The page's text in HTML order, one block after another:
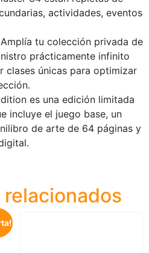
actividades, eventos
Amplía tu colección privada de
prácticamente infinito
clases únicas para optimizar
es una edición limitada
incluye el juego base, un
de arte de 64 páginas y